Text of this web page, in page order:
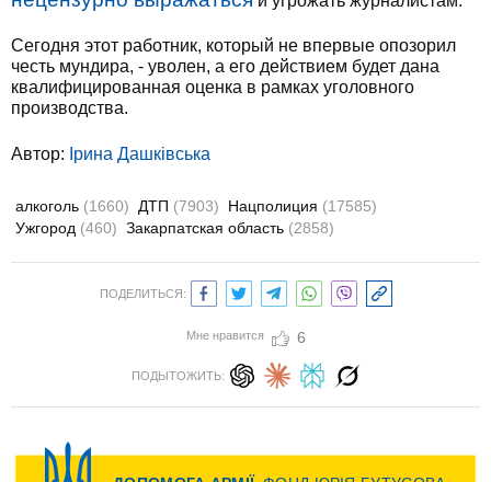
Сегодня этот работник, который не впервые опозорил
честь мундира, - уволен, а его действием будет дана
квалифицированная оценка в рамках уголовного
производства.
Автор: Ірина Дашківська
алкоголь (1660) ДТП (7903) Нацполиция (17585)
Ужгород (460) Закарпатская область (2858)
ПОДЕЛИТЬСЯ:
Мне нравится 6
ПОДЫТОЖИТЬ: